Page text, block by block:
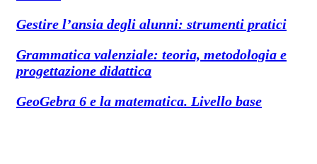
Gestire l’ansia degli alunni: strumenti pratici
Grammatica valenziale: teoria, metodologia e
progettazione didattica
GeoGebra 6 e la matematica. Livello base